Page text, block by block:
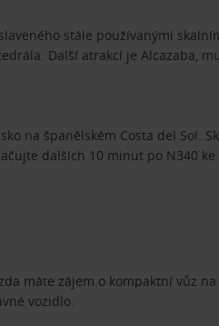
stále používanými
Další atrakcí je Alcazaba,
na španělském Costa del
dalších 10 minut po N340
máte zájem o kompaktní vůz
vozidlo.